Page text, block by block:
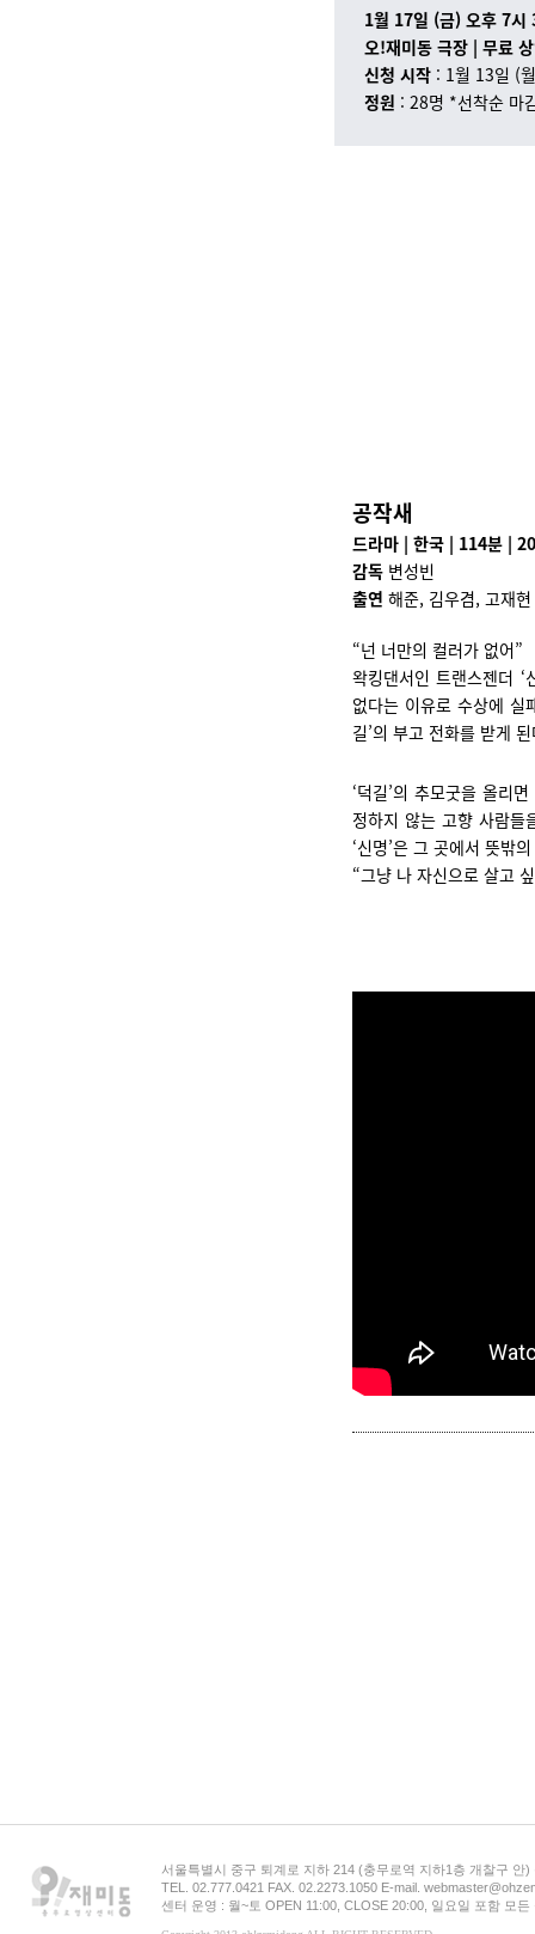
1월 17일 (금) 오후 7시
오!재미동 극장 | 무료
신청 시작 : 1월 13일 (
정원 : 28명 *선착순 마
공작새
드라마 | 한국 | 114분 |
감독 변성빈
출연 해준, 김우겸, 고재현
“넌 너만의 컬러가 없어”
왁킹댄서인 트랜스젠더
없다는 이유로 수상에 실
길’의 부고 전화를 받게
‘덕길’의 추모굿을 올리
정하지 않는 고향 사람들
‘신명’은 그 곳에서 뜻밖
“그냥 나 자신으로 살고
서울특별시 중구 퇴계로 지하 214 (충무로역 지하1층 개찰구 안
TEL. 02.777.0421 FAX. 02.2273.1050 E-mail.
센터 운영 : 월~토 OPEN 11:00, CLOSE 20:00, 일요일 포함 모